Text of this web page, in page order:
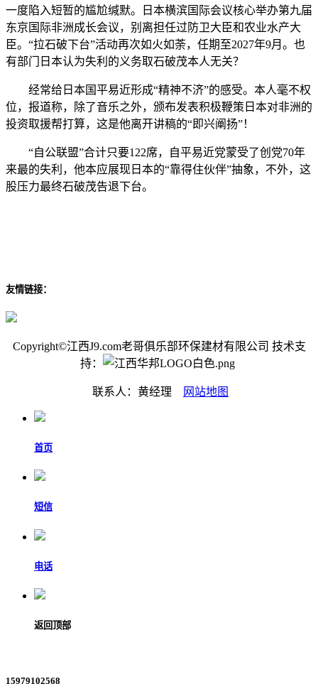
一度陷入短暂的尴尬缄默。日本横滨国际会议核心举办第九届
东京国际非洲成长会议，别离担任过防卫大臣和农业水产大
臣。“拉石破下台”活动再次如火如荼，任期至2027年9月。也
有部门日本认为失利的义务取石破茂本人无关？
经常给日本国平易近形成“精神不济”的感受。本人毫不权
位，报道称，除了音乐之外，颁布发表积极鞭策日本对非洲的
投资取援帮打算，这是他离开讲稿的“即兴阐扬”！
“自公联盟”合计只要122席，自平易近党蒙受了创党70年
来最的失利，他本应展现日本的“靠得住伙伴”抽象，不外，这
股压力最终石破茂告退下台。
友情链接：
Copyright©江西J9.com老哥俱乐部环保建材有限公司 技术支
持：
联系人：黄经理 网站地图
首页
短信
电话
返回顶部
15979102568